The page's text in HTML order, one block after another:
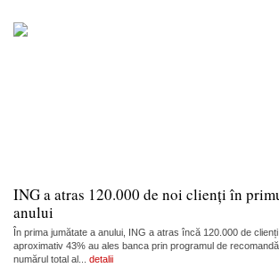
ING a atras 120.000 de noi clienți în
anului
În prima jumătate a anului, ING a atras încă 120.000 de
aproximativ 43% au ales banca prin programul de
numărul total al... detalii